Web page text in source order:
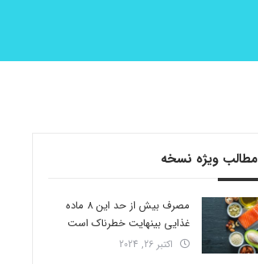
مطالب ویژه نسخه
مصرف بیش از حد این 8 ماده
غذایی بینهایت خطرناک است
اکتبر 26, 2024